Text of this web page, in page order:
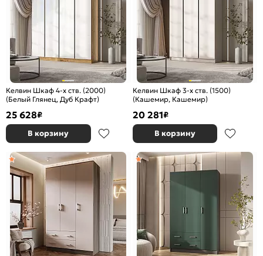
Келвин Шкаф 4-х ств. (2000)
(Белый Глянец, Дуб Крафт)
25 628₽
В корзину
Келвин Шкаф 3-х ств. (1500)
(Кашемир, Кашемир)
20 281₽
В корзину